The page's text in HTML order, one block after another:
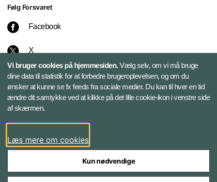
Følg Forsvaret
Facebook
X
Instagram
Bluesky
LinkedIn
Vi bruger cookies på hjemmesiden.Vælg selv, om vi må bruge
dine data til statistik for at forbedre brugeroplevelsen, og om du
ønsker at kunne se fx feeds fra sociale medier. Du kan til hver en tid
ændre dit samtykke ved at klikke på det lille cookie-ikon i venstre side
af skærmen.
Læs mere om cookies
Kun nødvendige